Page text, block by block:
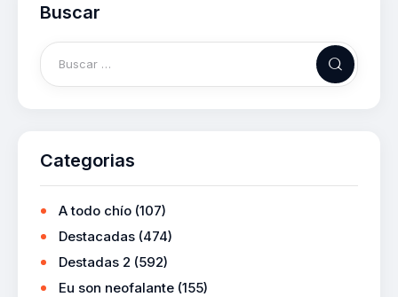
Buscar
Categorias
A todo chío (107)
Destacadas (474)
Destadas 2 (592)
Eu son neofalante (155)